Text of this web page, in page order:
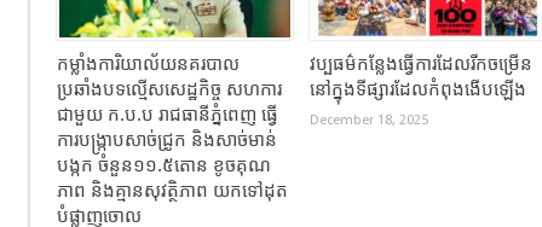
កម្លាំងការិយាល័យនគរបាល
ប្រឆាំងបទល្មើសសេដ្ឋកិច្ច សហការ
ជាមួយ ក.ប.ប រាជធានីភ្នំពេញ ធ្វើ
ការបង្ក្រាបសាច់ជ្រូក និងសាច់មាន់
បង្កក ចំនួន១១.៥តោន ខូចគុណ
ភាព និងគ្មានសុវត្ថិភាព យកទៅដុត
បំផ្លាញចោល
វប្បធម៌កន្លែងធ្វើការដែលរីកចម្រើន
នៅក្នុងទីផ្សារដែលកំពុងងើបឡើង
December 18, 2025